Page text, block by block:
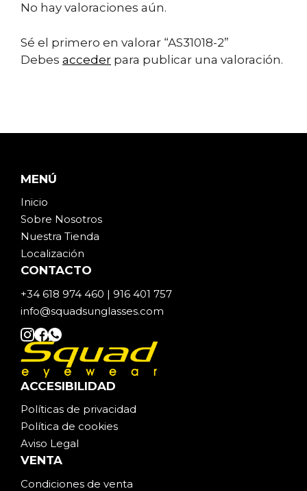
No hay valoraciones aún.
Sé el primero en valorar “AS31018-2”
Debes acceder para publicar una valoración.
MENÚ
Inicio
Sobre Nosotros
Nuestra Tienda
Localización
CONTACTO
+34 618 974 460 | 916 401 757
info@squadsunglasses.com
ACCESIBILIDAD
Políticas de privacidad
Política de cookies
Aviso Legal
VENTA
Condiciones de venta